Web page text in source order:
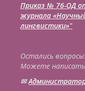
Приказ № 76-ОД
журнала
лингвистики»"
Остались
Можете
✉